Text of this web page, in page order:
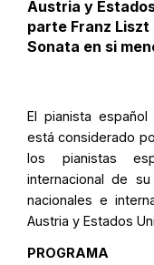
Austria y
parte Franz Liszt
Sonata en si
El pianista español
está considerado
los pianistas
internacional de
nacionales e
Austria y Estados
PROGRAMA